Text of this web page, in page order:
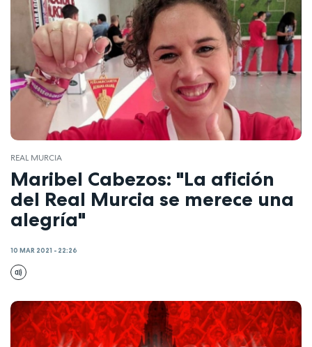
REAL MURCIA
Maribel Cabezos: "La afición
del Real Murcia se merece una
alegría"
10 MAR 2021 - 22:26